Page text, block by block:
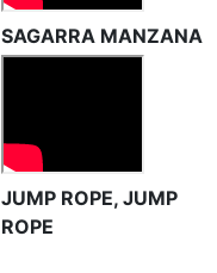
SAGARRA MANZANA
JUMP ROPE, JUMP
ROPE